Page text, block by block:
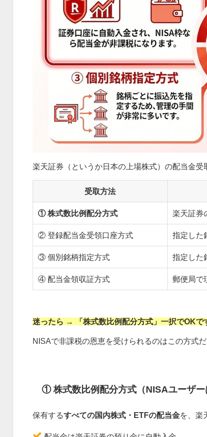
楽天証券（というか日本の上場株式）の配当金受
受取方法
① 株式数比例配分方式 楽天証券
② 登録配当金受領口座方式 指定した
③ 個別銘柄指定方式 指定した
④ 配当金領収証方式 郵便局で
迷ったら → 「株式数比例配分方式」一択でOKで
NISAで非課税の恩恵を受けられるのはこの方式だ
① 株式数比例配分方式（NISAユーザー
保有するすべての国内株式・ETFの配当金を、楽